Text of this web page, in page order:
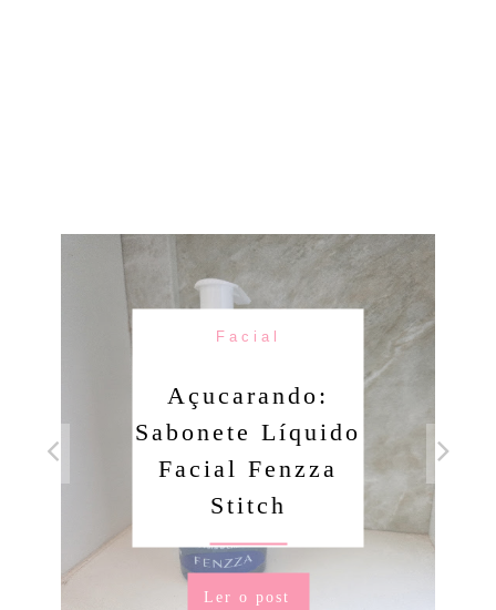
Facial
Açucarando:
Sabonete Líquido
Facial Fenzza
Stitch
Ler o post